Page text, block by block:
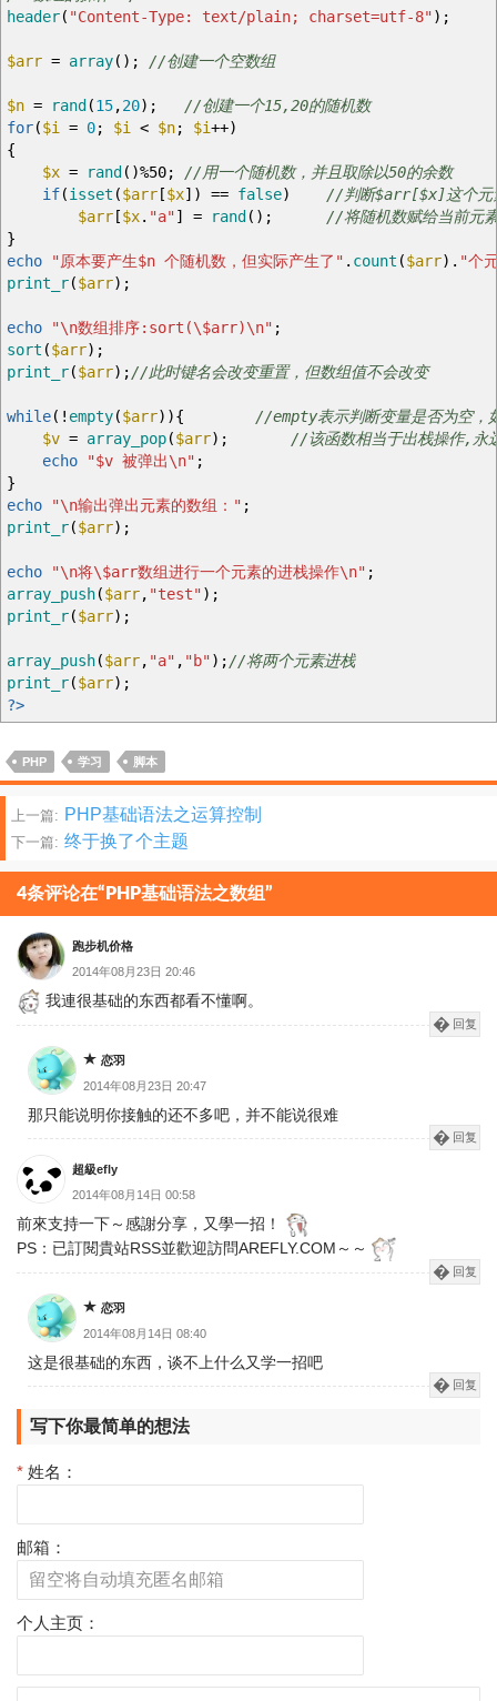
header( "Content-Type: text/plain; charset=utf-8") ;
$arr = array( ) ; //创建一个空数组
$n = rand (15,20) ;
//创建一个15,20的随机数
for($i = 0; $i < $n; $i++)
{
$x = rand ( )%50;
//用一个随机数，并且取除以50的余数
if(isset ($arr [$x] ) == false)
//判断$arr[$x]这个元
$arr [$x. "a"] = rand ( ) ;
//将随机数赋给当前元
}
echo
"原本要产生$n 个随机数，但实际产生了" . count ($arr) . "个
print_r($arr) ;
echo "\n数组排序:sort(\$arr)\n" ;
sort ($arr) ;
print_r($arr) ;//此时键名会改变重置，但数组值不会改变
while( ! empty($arr) ){
//empty表示判断变量是否为空，
$v = array_pop($arr) ;
//该函数相当于出栈操作,永
echo
"$v 被弹出\n" ;
}
echo
"\n输出弹出元素的数组：" ;
print_r($arr) ;
echo "\n将\$arr数组进行一个元素的进栈操作\n" ;
array_push($arr, "test") ;
print_r($arr) ;
array_push($arr, "a" , "b") ;//将两个元素进栈
print_r($arr) ;
?>
PHP 学习 脚本
文
章
分
页
上一篇: PHP基础语法之运算控制
下一篇: 终于换了个主题
4条评论在“PHP基础语法之数组”
跑步机价格
2014年08月23日 20:46
我連很基础的东西都看不懂啊。
回复
恋羽
2014年08月23日 20:47
那只能说明你接触的还不多吧，并不能说很难
回复
超級efly
2014年08月14日 00:58
前來支持一下～感謝分享，又學一招！
PS：已訂閱貴站RSS並歡迎訪問AREFLY.COM～～
回复
恋羽
2014年08月14日 08:40
这是很基础的东西，谈不上什么又学一招吧
回复
写下你最简单的想法
* 姓名：
邮箱：
个人主页：